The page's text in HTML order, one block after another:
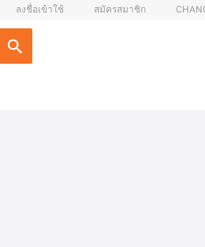
ลงชื่อเข้าใช้ สมัครสมาชิก